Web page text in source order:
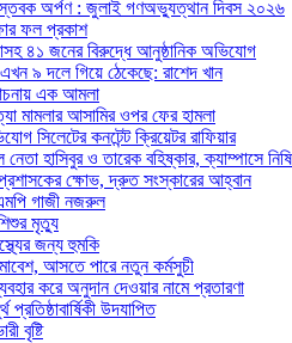
অর্পণ : জুলাই গণঅভ্যুত্থান দিবস ২০২৬
ফল প্রকাশ
৪১ জনের বিরুদ্ধে আনুষ্ঠানিক অভিযোগ
৯ দলে গিয়ে ঠেকেছে: রাশেদ খান
এক আমলা
মামলার আসামির ওপর ফের হামলা
সিলেটের কনটেন্ট ক্রিয়েটর রাফিয়ার
নেতা হাসিবুর ও তারেক বহিষ্কার, ক্যাম্পাসে
ক্ষোভ, দ্রুত সংস্কারের আহ্বান
গাজী নজরুল
মৃত্যু
জন্য হুমকি
আসতে পারে নতুন কর্মসুচী
করে অনুদান দেওয়ার নামে প্রতারণা
উদযাপিত
বৃষ্টি